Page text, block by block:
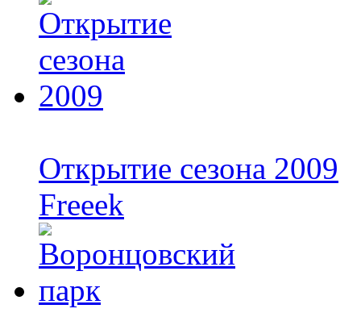
Открытие сезона 2009
Freeek